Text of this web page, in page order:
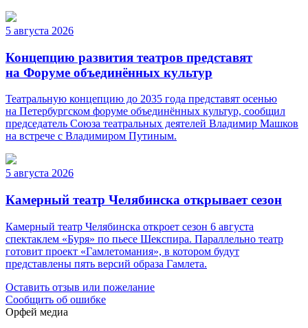
5 августа 2026
Концепцию развития театров представят
на Форуме объединённых культур
Театральную концепцию до 2035 года представят осенью
на Петербургском форуме объединённых культур, сообщил
председатель Союза театральных деятелей Владимир Машков
на встрече с Владимиром Путиным.
5 августа 2026
Камерный театр Челябинска открывает сезон
Камерный театр Челябинска откроет сезон 6 августа
спектаклем «Буря» по пьесе Шекспира. Параллельно театр
готовит проект «Гамлетомания», в котором будут
представлены пять версий образа Гамлета.
Оставить отзыв или пожелание
Сообщить об ошибке
Орфей медиа